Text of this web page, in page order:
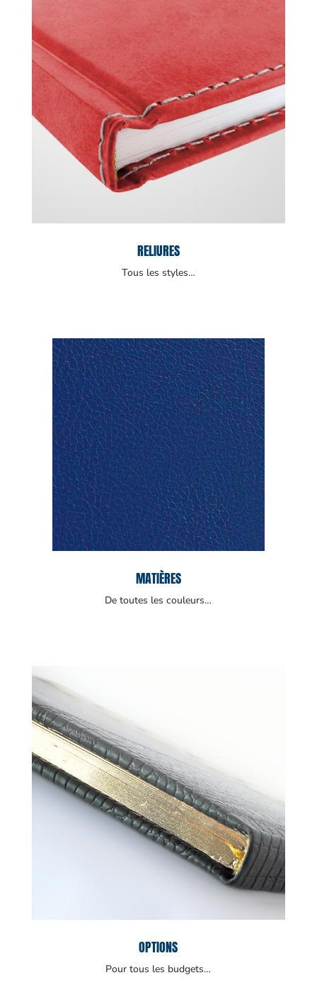
RELIURES
Tous les styles…
MATIÈRES
De toutes les couleurs…
OPTIONS
Pour tous les budgets…